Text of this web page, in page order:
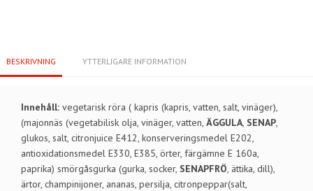
BESKRIVNING YTTERLIGARE INFORMATION
Innehåll: vegetarisk röra ( kapris (kapris, vatten, salt, vinäger),
(majonnäs (vegetabilisk olja, vinäger, vatten, ÄGGULA, SENAP,
glukos, salt, citronjuice E412, konserveringsmedel E202,
antioxidationsmedel E330, E385, örter, färgämne E 160a,
paprika) smörgåsgurka (gurka, socker, SENAPFRÖ, ättika, dill),
ärtor, champinijoner, ananas, persilja, citronpeppar(salt,